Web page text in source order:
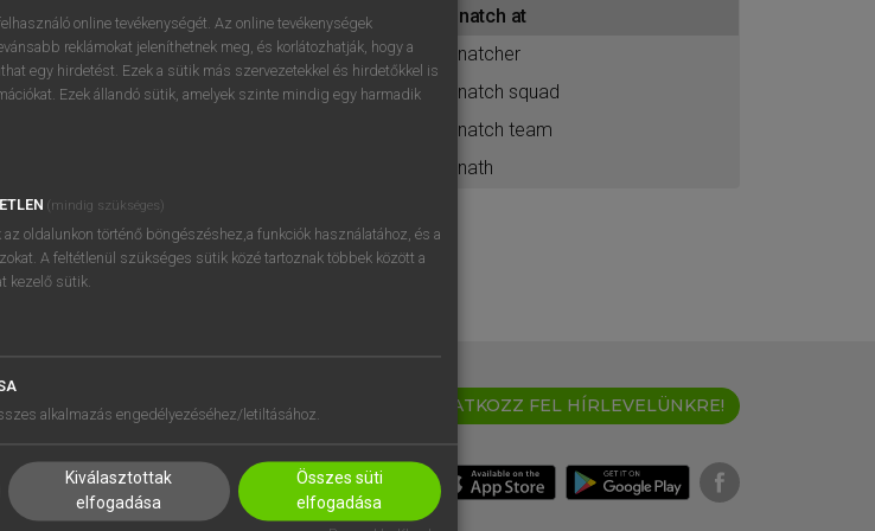
próbaverziójának elindításához
regisztrálok ésbelépek.
REGISZTRÁCIÓ
snatch at
snatcher
snatch squad
snatch team
snath
BEÁLLÍTÁSOK
IRATKOZZ FEL HÍRLEVELÜNKRE!
online tevékenységét. Az online tevékenységek
reklámokat jeleníthetnek meg, és korlátozhatják, hogy a
egy hirdetést. Ezek a sütik más szervezetekkel és hirdetőkkel is
Ezek állandó sütik, amelyek szinte mindig egy harmadik
(mindig szükséges)
oldalunkon történő böngészéshez,a funkciók használatához, és a
A feltétlenül szükséges sütik közé tartoznak többek között a
kezelő sütik.
alkalmazás engedélyezéséhez/letiltásához.
Kiválasztottak
elfogadása
Összes süti
elfogadása